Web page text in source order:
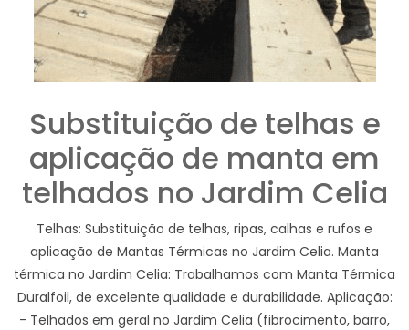
Substituição de telhas e
aplicação de manta em
telhados no Jardim Celia
Telhas: Substituição de telhas, ripas, calhas e rufos e
aplicação de Mantas Térmicas no Jardim Celia. Manta
térmica no Jardim Celia: Trabalhamos com Manta Térmica
Duralfoil, de excelente qualidade e durabilidade. Aplicação:
- Telhados em geral no Jardim Celia (fibrocimento, barro,